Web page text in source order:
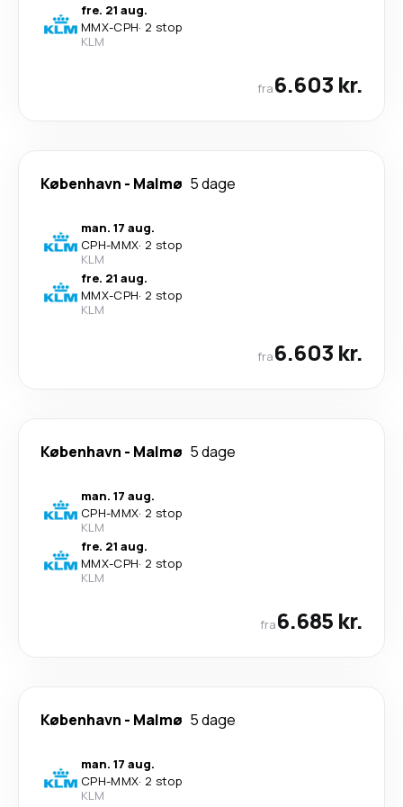
fre. 21 aug.
MMX-CPH· 2 stop
KLM
fra6.603 kr.
København - Malmø 5 dage
man. 17 aug.
CPH-MMX· 2 stop
KLM
fre. 21 aug.
MMX-CPH· 2 stop
KLM
fra6.603 kr.
København - Malmø 5 dage
man. 17 aug.
CPH-MMX· 2 stop
KLM
fre. 21 aug.
MMX-CPH· 2 stop
KLM
fra6.685 kr.
København - Malmø 5 dage
man. 17 aug.
CPH-MMX· 2 stop
KLM